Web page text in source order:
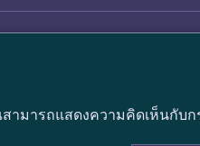
ามารถแสดงความคิดเห็นกับก